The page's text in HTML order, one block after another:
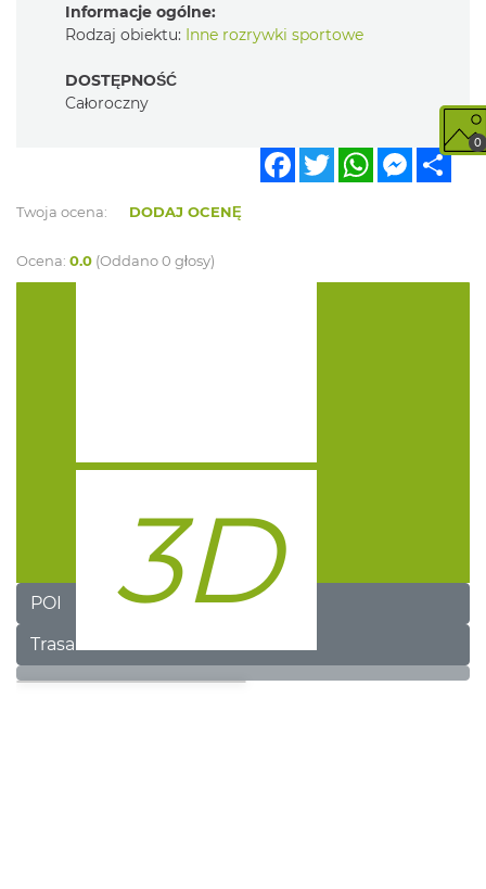
Informacje ogólne:
Rodzaj obiektu: Inne rozrywki sportowe
DOSTĘPNOŚĆ
Całoroczny
FacebookTwitterWhatsApp
Twoja ocena: DODAJ OCENĘ
Ocena: 0.0 (Oddano 0 głosy)
POI
Trasa
0